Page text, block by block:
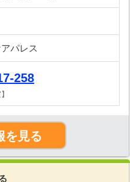
パレス
258
を見る